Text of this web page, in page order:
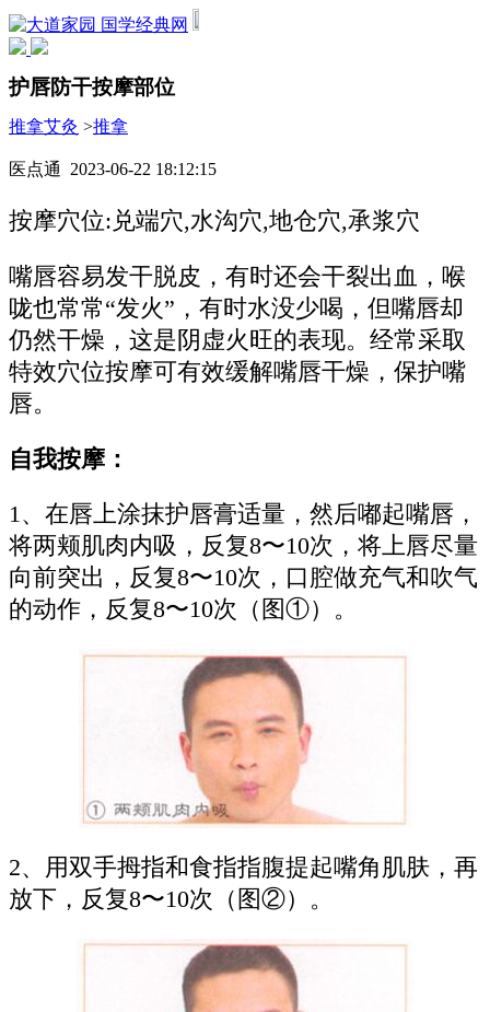
国学经典网
护唇防干按摩部位
推拿艾灸 >推拿
医点通 2023-06-22 18:12:15
按摩穴位:兑端穴,水沟穴,地仓穴,承浆穴
嘴唇容易发干脱皮，有时还会干裂出血，喉
咙也常常“发火”，有时水没少喝，但嘴唇却
仍然干燥，这是阴虚火旺的表现。经常采取
特效穴位按摩可有效缓解嘴唇干燥，保护嘴
唇。
自我按摩：
1、在唇上涂抹护唇膏适量，然后嘟起嘴唇，
将两颊肌肉内吸，反复8〜10次，将上唇尽量
向前突出，反复8〜10次，口腔做充气和吹气
的动作，反复8〜10次（图①）。
2、用双手拇指和食指指腹提起嘴角肌肤，再
放下，反复8〜10次（图②）。